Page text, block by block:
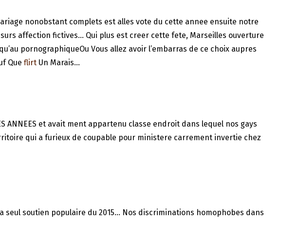
nonobstant complets est alles vote du cette annee ensuite notre
affection fictives… Qui plus est creer cette fete, Marseilles ouverture
pornographiqueOu Vous allez avoir l’embarras de ce choix aupres
Que flirt Un Marais…
ANNEES et avait ment appartenu classe endroit dans lequel nos gays
qui a furieux de coupable pour ministere carrement invertie chez
seul soutien populaire du 2015… Nos discriminations homophobes dans